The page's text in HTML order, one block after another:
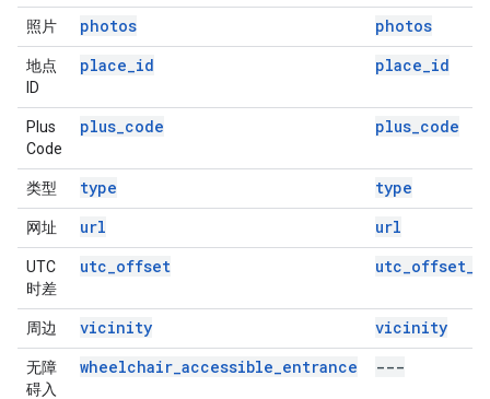
照片 photos photos
地点
ID
place_id place_id
Plus
Code
plus_code plus_code
类型 type type
网址 url url
UTC
时差
utc_offset
周边 vicinity vicinity
无障
碍入
wheelchair_accessible_entrance ---